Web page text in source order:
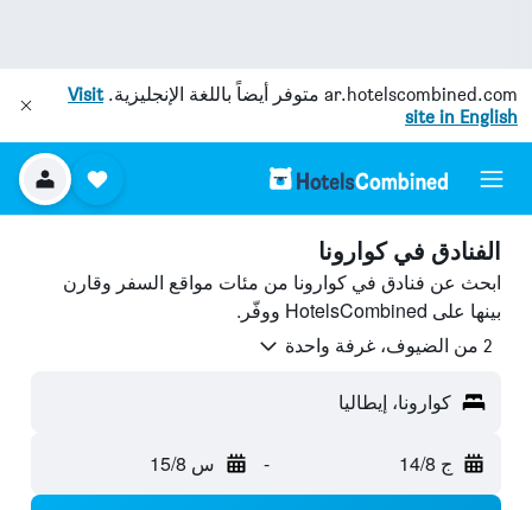
ar.hotelscombined.com متوفر أيضاً باللغة الإنجليزية.Visit
site in English
الفنادق في كوارونا
ابحث عن فنادق في كوارونا من مئات مواقع السفر وقارن
بينها على HotelsCombined ووفّر.
2 من الضيوف، غرفة واحدة
كوارونا، إيطاليا
ج 14/8 - س 15/8